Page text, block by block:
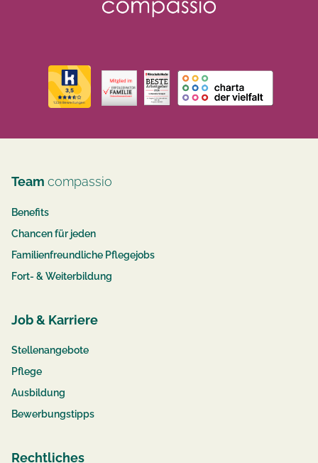
Team compassio
Benefits
Chancen für jeden
Familienfreundliche Pflegejobs
Fort- & Weiterbildung
Job & Karriere
Stellenangebote
Pflege
Ausbildung
Bewerbungstipps
Rechtliches